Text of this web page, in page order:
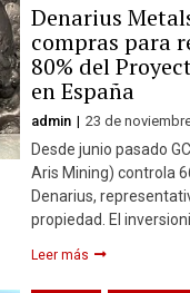
Denarius
compras para
80% del
en España
admin 23 de
Desde junio pasado
Aris Mining) controla
Denarius,
propiedad. El
Leer más